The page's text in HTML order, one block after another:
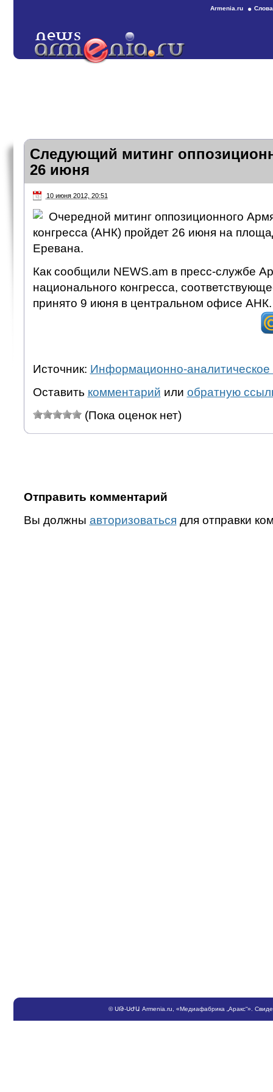
Armenia.ru
Следующий митинг
26 июня
10 июня 2012, 20:51
Очередной митинг оппозиционного
конгресса (АНК) пройдет 26 июня на
Еревана.
Как сообщили NEWS.am в пресс-службе
национального конгресса,
принято 9 июня в центральном офисе АНК.
Источник: Информационно-аналитическое
Оставить комментарий или обратную
(Пока оценок нет)
Отправить комментарий
Вы должны авторизоваться для отправки
©ՍԹ-ՍԺԱ Armenia.ru , «Медиафабрика „Аракс“».